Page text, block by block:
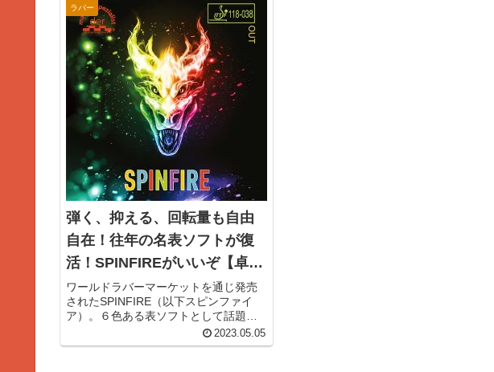
害」「破壊工作」（労働争議）です。
日本語でもサボるという言葉が...
ラバー
弾く、抑える、回転量も自由
自在！往年の名表ソフトが復
活！SPINFIREがいいぞ【卓球
ラバーレビュー】
ワールドラバーマーケットを通じ発売
されたSPINFIRE（以下スピンファイ
ア）。６色ある表ソフトとして話題を
呼びましたが、その後はラバー自体の
性能の高さで高い人気を維持していま
2023.05.05